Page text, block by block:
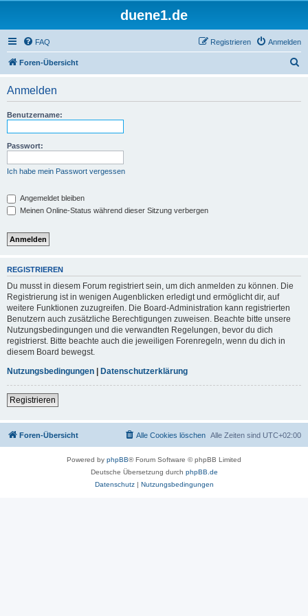
duene1.de
FAQ Anmelden
Registrieren
Foren-Übersicht
Anmelden
Benutzername:
Passwort:
Ich habe mein Passwort vergessen
Angemeldet bleiben
Meinen Online-Status während dieser Sitzung verbergen
REGISTRIEREN
Du musst in diesem Forum registriert sein, um dich anmelden zu können. Die
Registrierung ist in wenigen Augenblicken erledigt und ermöglicht dir, auf
weitere Funktionen zuzugreifen. Die Board-Administration kann registrierten
Benutzern auch zusätzliche Berechtigungen zuweisen. Beachte bitte unsere
Nutzungsbedingungen und die verwandten Regelungen, bevor du dich
registrierst. Bitte beachte auch die jeweiligen Forenregeln, wenn du dich in
diesem Board bewegst.
Nutzungsbedingungen | Datenschutzerklärung
Registrieren
Foren-Übersicht Alle Zeiten sind UTC+02:00
Alle Cookies löschen
Powered by phpBB® Forum Software © phpBB Limited
Deutsche Übersetzung durch phpBB.de
Datenschutz| Nutzungsbedingungen